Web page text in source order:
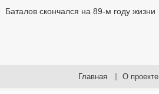
Баталов скончался на 89-м году жизни
Главная О проекте